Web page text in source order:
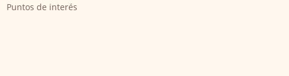
Puntos de interés